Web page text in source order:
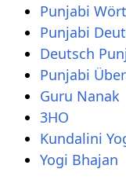
Punjabi
Punjabi
Deutsch
Punjabi
Guru Nanak
3HO
Kundalini
Yogi Bhajan